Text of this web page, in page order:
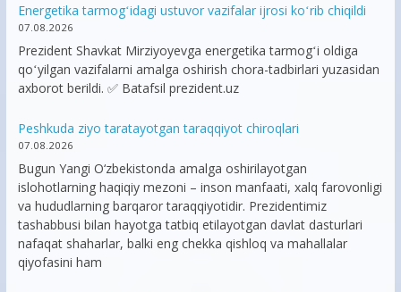
Energetika tarmogʻidagi ustuvor vazifalar ijrosi koʻrib chiqildi
07.08.2026
Prezident Shavkat Mirziyoyevga energetika tarmogʻi oldiga
qoʻyilgan vazifalarni amalga oshirish chora-tadbirlari yuzasidan
axborot berildi. ✅ Batafsil prezident.uz
Peshkuda ziyo taratayotgan taraqqiyot chiroqlari
07.08.2026
Bugun Yangi O‘zbekistonda amalga oshirilayotgan
islohotlarning haqiqiy mezoni – inson manfaati, xalq farovonligi
va hududlarning barqaror taraqqiyotidir. Prezidentimiz
tashabbusi bilan hayotga tatbiq etilayotgan davlat dasturlari
nafaqat shaharlar, balki eng chekka qishloq va mahallalar
qiyofasini ham